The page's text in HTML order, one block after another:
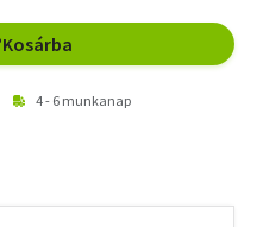
Kosárba
4 - 6 munkanap